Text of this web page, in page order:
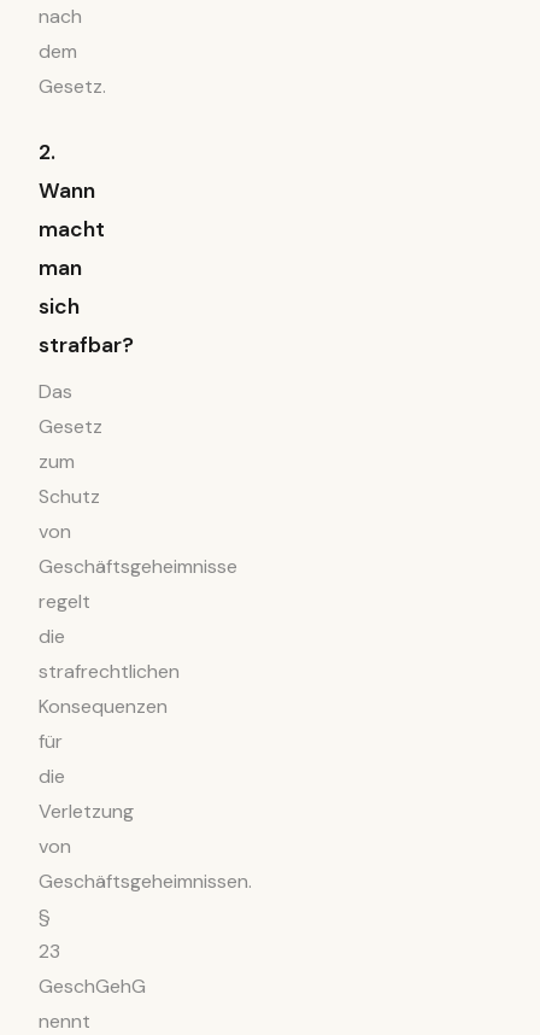
nach
dem
Gesetz.
2.
Wann
macht
man
sich
strafbar?
Das
Gesetz
zum
Schutz
von
Geschäftsgeheimnisse
regelt
die
strafrechtlichen
Konsequenzen
für
die
Verletzung
von
Geschäftsgeheimnissen.
§
23
GeschGehG
nennt